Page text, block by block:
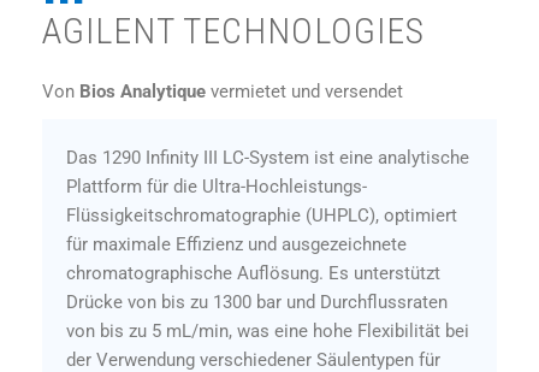
AGILENT TECHNOLOGIES
Von Bios Analytique vermietet und versendet
Das 1290 Infinity III LC-System ist eine analytische
Plattform für die Ultra-Hochleistungs-
Flüssigkeitschromatographie (UHPLC), optimiert
für maximale Effizienz und ausgezeichnete
chromatographische Auflösung. Es unterstützt
Drücke von bis zu 1300 bar und Durchflussraten
von bis zu 5 mL/min, was eine hohe Flexibilität bei
der Verwendung verschiedener Säulentypen für